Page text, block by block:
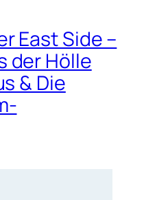
East Side –
der Hölle
& Die